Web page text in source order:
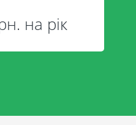
на рік